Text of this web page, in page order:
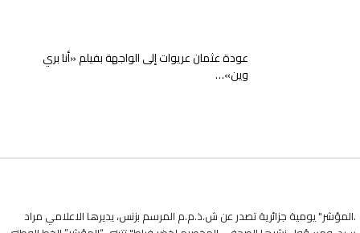
عودة عثمان عريوات إلى الواجهة بفيلم «أنا بري
وين»…
.المؤشر" يومية جزائرية تصدر عن ش.ذ.م.م المرسم بزنس، يديرها الاعلامي مراد